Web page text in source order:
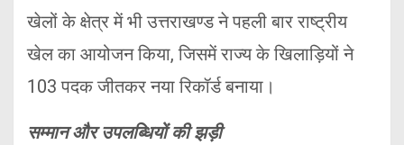
खेलों के क्षेत्र में भी उत्तराखण्ड ने पहली बार राष्ट्रीय
खेल का आयोजन किया, जिसमें राज्य के खिलाड़ियों ने
103 पदक जीतकर नया रिकॉर्ड बनाया।
सम्मान और उपलब्धियों की झड़ी